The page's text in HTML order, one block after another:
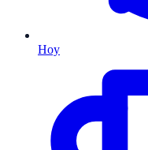
Hoy